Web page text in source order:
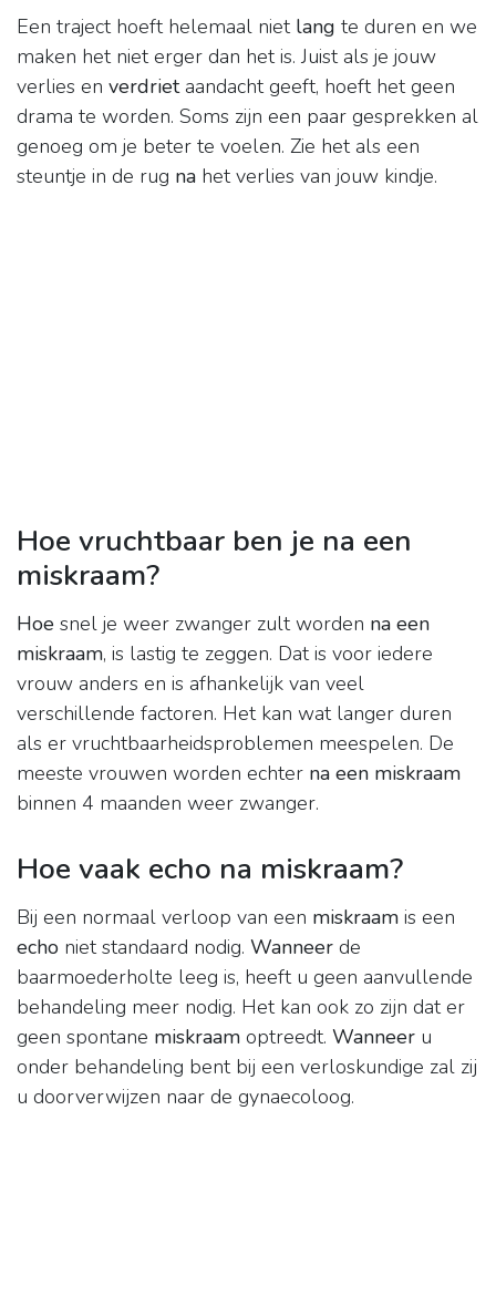
Een traject hoeft helemaal niet lang te duren en we
maken het niet erger dan het is. Juist als je jouw
verlies en verdrietaandacht geeft, hoeft het geen
drama te worden. Soms zijn een paar gesprekken al
genoeg om je beter te voelen. Zie het als een
steuntje in de rug na het verlies van jouw kindje.
Hoe vruchtbaar ben je na een
miskraam?
Hoe snel je weer zwanger zult worden na een
miskraam, is lastig te zeggen. Dat is voor iedere
vrouw anders en is afhankelijk van veel
verschillende factoren. Het kan wat langer duren
als er vruchtbaarheidsproblemen meespelen. De
meeste vrouwen worden echter na een miskraam
binnen 4 maanden weer zwanger.
Hoe vaak echo na miskraam?
Bij een normaal verloop van een miskraam is een
echo niet standaard nodig. Wanneer de
baarmoederholte leeg is, heeft u geen aanvullende
behandeling meer nodig. Het kan ook zo zijn dat er
geen spontane miskraam optreedt. Wanneer u
onder behandeling bent bij een verloskundige zal zij
u doorverwijzen naar de gynaecoloog.